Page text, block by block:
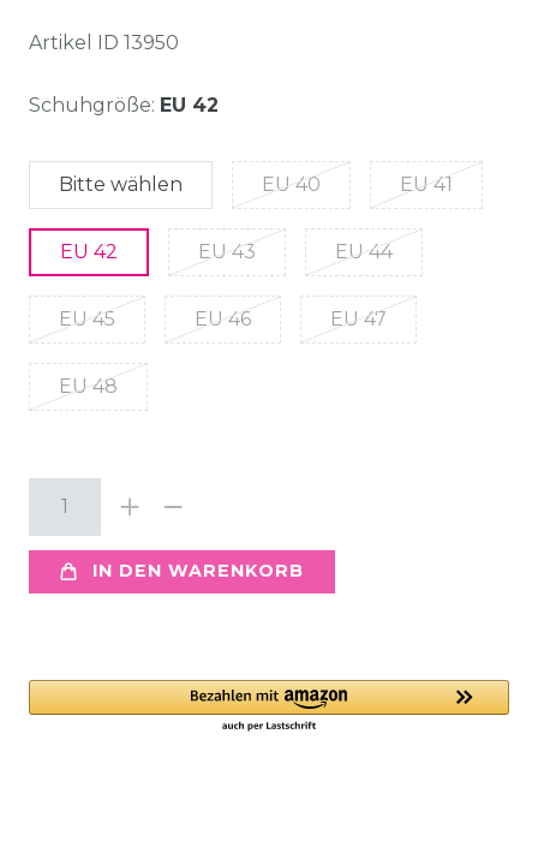
Artikel ID 13950
Schuhgröße: EU 42
Bitte wählen EU 40 EU 41
EU 42 EU 43 EU 44
EU 45 EU 46 EU 47
EU 48
IN DEN WARENKORB